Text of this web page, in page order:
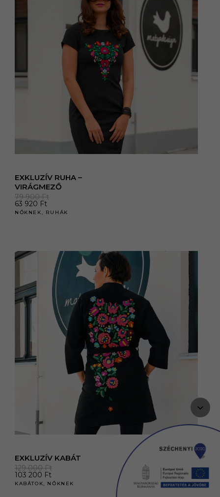
EXKLUZÍV RUHA –
VIRÁGMEZŐ
79 900Ft
63 920 Ft
NŐKNEK, RUHÁK
EXKLUZÍV KABÁT
129 000Ft
103 200 Ft
KABÁTOK, NŐKNEK